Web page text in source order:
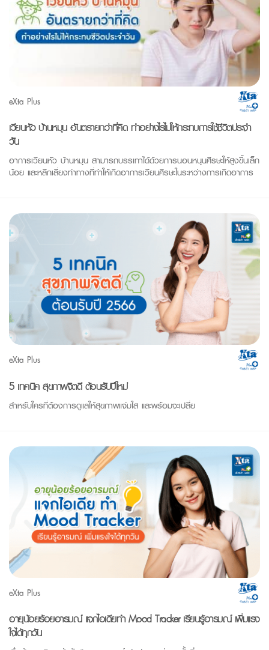
eXta Plus
เวียนหัว บ้านหมุน อันตรายกว่าที่คิด ทำอย่างไรไม่ให้กระทบการใช้ชีวิตประจำ
วัน
อาการเวียนหัว บ้านหมุน สามารถบรรเทาได้ด้วยการนอนหนุนศีรษะให้สูงขึ้นเล็ก
น้อย และหลีกเลี่ยงท่าทางที่ทำให้เกิดอาการเวียนศีรษะในระหว่างการเกิดอาการ
eXta Plus
5 เทคนิค สุขภาพจิตดี ต้อนรับปีใหม่
สำหรับใครที่ต้องการดูแลให้สุขภาพแจ่มใส และพร้อมจะเปลี่ย
eXta Plus
อายุน้อยร้อยอารมณ์ แจกไอเดียทำ Mood Tracker เรียนรู้อารมณ์ เพิ่มแรง
ใจได้ทุกวัน